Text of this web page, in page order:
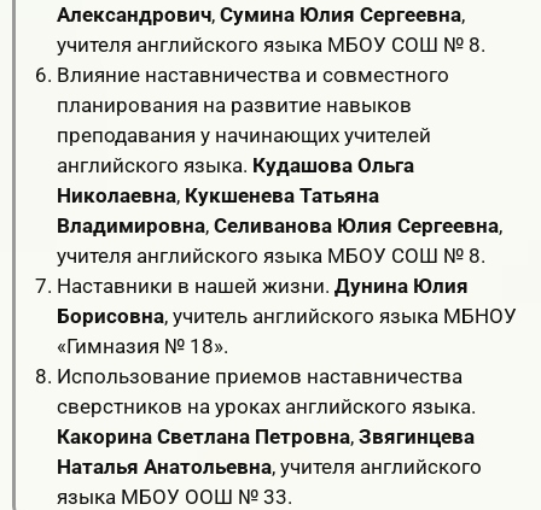
Александрович, Сумина Юлия Сергеевна,
учителя английского языка МБОУ СОШ № 8.
Влияние наставничества и совместного
планирования на развитие навыков
преподавания у начинающих учителей
английского языка. Кудашова Ольга
Николаевна, Кукшенева Татьяна
Владимировна, Селиванова Юлия Сергеевна,
учителя английского языка МБОУ СОШ № 8.
Наставники в нашей жизни. Дунина Юлия
Борисовна, учитель английского языка МБНОУ
«Гимназия № 18».
Использование приемов наставничества
сверстников на уроках английского языка.
Какорина Светлана Петровна, Звягинцева
Наталья Анатольевна, учителя английского
языка МБОУ ООШ № 33.